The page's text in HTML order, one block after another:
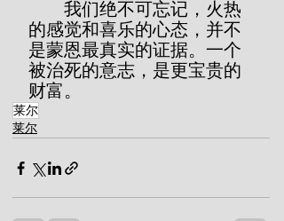
的感觉和喜乐的心态，并不
是蒙恩最真实的证据。一个
被治死的意志，是更宝贵的
财富。
莱尔
莱尔